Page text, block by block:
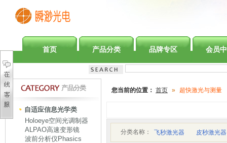
首页 产品分类 品牌专区 会员
产品分类
自适应信息光学类
Holoeye空间光调制器
ALPAO高速变形镜
波前分析仪Phasics
您当前的位置： 首页 » 超快激光与测量
分类名称： 飞秒激光器 皮秒激光器